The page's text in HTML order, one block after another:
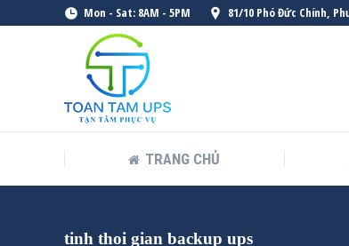
Mon - Sat: 8AM - 5PM 81/10 Phó Đức Chính,
TRANG CHỦ
tinh thoi gian backup ups